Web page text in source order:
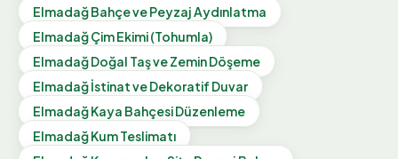
ElmadağBahçe ve Peyzaj Aydınlatma
ElmadağÇim Ekimi (Tohumla)
ElmadağDoğal Taş ve Zemin Döşeme
Elmadağİstinat ve Dekoratif Duvar
ElmadağKaya Bahçesi Düzenleme
ElmadağKum Teslimatı